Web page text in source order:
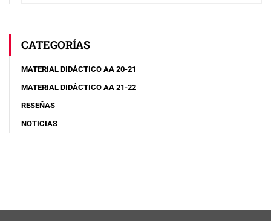
CATEGORÍAS
MATERIAL DIDÁCTICO AA 20-21
MATERIAL DIDÁCTICO AA 21-22
RESEÑAS
NOTICIAS